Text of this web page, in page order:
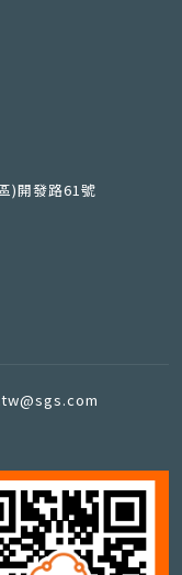
)開發路61號